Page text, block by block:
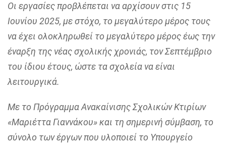
Οι εργασίες προβλέπεται να αρχίσουν στις 15
Ιουνίου 2025, με στόχο, το μεγαλύτερο μέρος τους
να έχει ολοκληρωθεί το μεγαλύτερο μέρος έως την
έναρξη της νέας σχολικής χρονιάς, τον Σεπτέμβριο
του ίδιου έτους, ώστε τα σχολεία να είναι
λειτουργικά.
Με το Πρόγραμμα Ανακαίνισης Σχολικών Κτιρίων
«Μαριέττα Γιαννάκου» και τη σημερινή σύμβαση, το
σύνολο των έργων που υλοποιεί το Υπουργείο